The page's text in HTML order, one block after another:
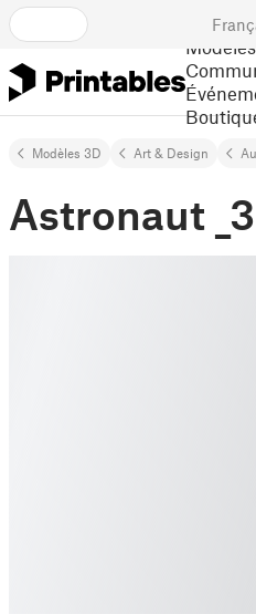
Modèles 3D Art & Design
Astronaut